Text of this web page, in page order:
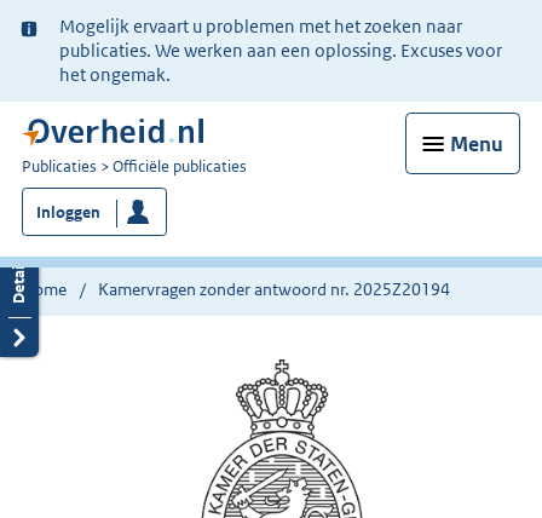
Ter
informatie:
Mogelijk ervaart u problemen met het zoeken naar
publicaties. We werken aan een oplossing. Excuses voor
het ongemak.
Menu
U
bent
nu
hier:
Publicaties Officiële publicaties
Inloggen
Home Kamervragen zonder antwoord nr. 2025Z20194